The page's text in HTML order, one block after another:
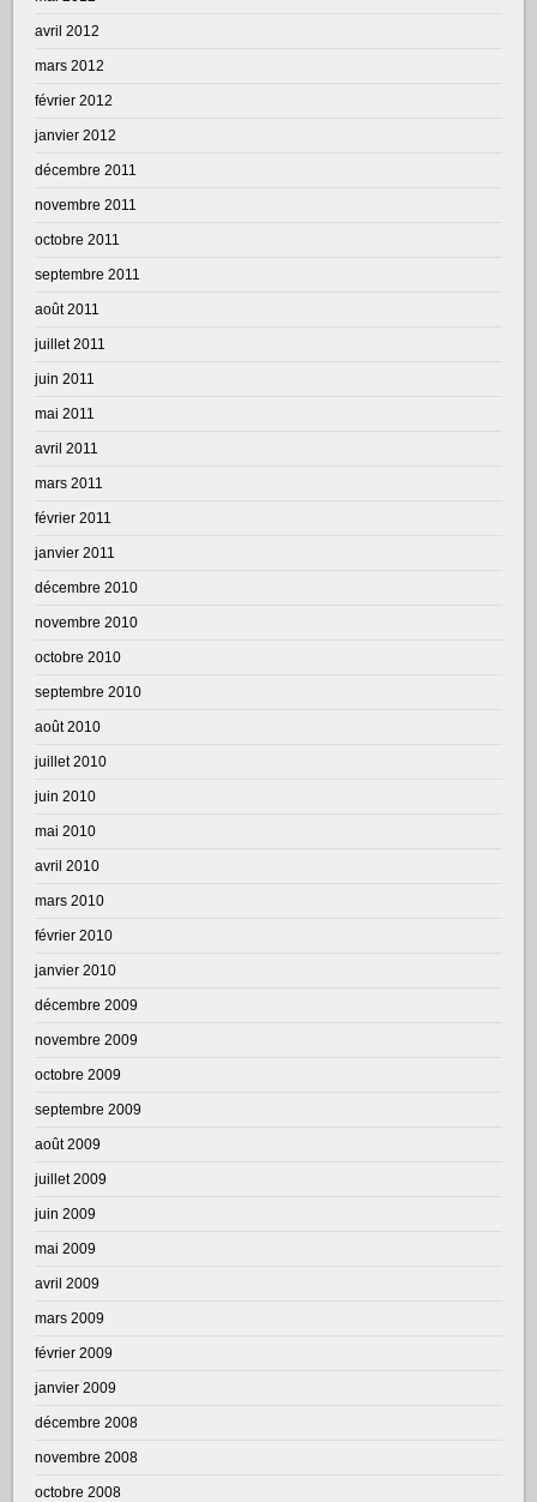
avril 2012
mars 2012
février 2012
janvier 2012
décembre 2011
novembre 2011
octobre 2011
septembre 2011
août 2011
juillet 2011
juin 2011
mai 2011
avril 2011
mars 2011
février 2011
janvier 2011
décembre 2010
novembre 2010
octobre 2010
septembre 2010
août 2010
juillet 2010
juin 2010
mai 2010
avril 2010
mars 2010
février 2010
janvier 2010
décembre 2009
novembre 2009
octobre 2009
septembre 2009
août 2009
juillet 2009
juin 2009
mai 2009
avril 2009
mars 2009
février 2009
janvier 2009
décembre 2008
novembre 2008
octobre 2008